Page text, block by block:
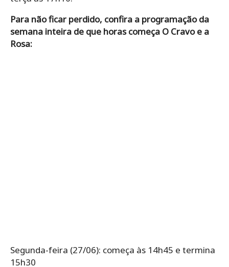
Para não ficar perdido, confira a programação da
semana inteira de que horas começa O Cravo e a
Rosa:
Segunda-feira (27/06): começa às 14h45 e termina
15h30